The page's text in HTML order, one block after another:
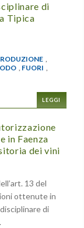
di
Tipica
,
, FUORI ,
LEGGI
in Faenza
dei vini
13 del
ottenute in
di